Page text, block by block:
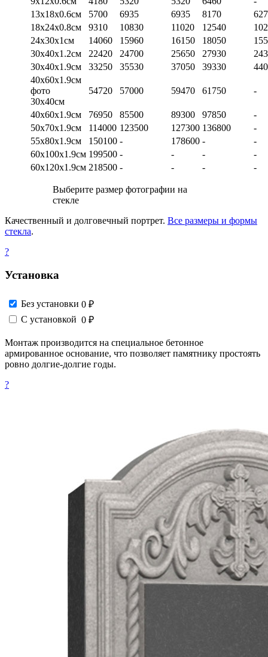
13х18х0.6см
5700 6935 6935 8170
18х24х0.8см
9310 10830 11020 12540
24х30х1см
14060 15960 16150 18050
30х40х1.2см
22420 24700 25650 27930
30х40х1.9см
33250 35530 37050 39330
40х60х1.9см
фото
30х40см
54720 57000 59470 61750 -
40х60х1.9см 76950 85500 89300 97850
-
50х70х1.9см
114000 123500 127300 136800
-
55х80х1.9см
150100 - 178600 -
-
60х100х1.9см 199500 - - -
-
60х120х1.9см 218500 - - - -
Выберите размер фотографии на
стекле
Качественный и долговечный портрет. Все размеры и формы
стекла.
?
Установка
Без установки 0 ₽
С установкой 0 ₽
Монтаж производится на специальное бетонное
армированное основание, что позволяет памятнику простоять
ровно долгие-долгие годы.
?